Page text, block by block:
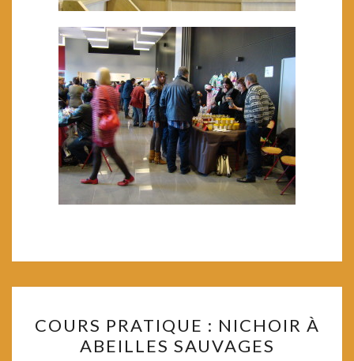
PRATIQUE
:
COURS PRATIQUE : NICHOIR À
ABEILLES SAUVAGES